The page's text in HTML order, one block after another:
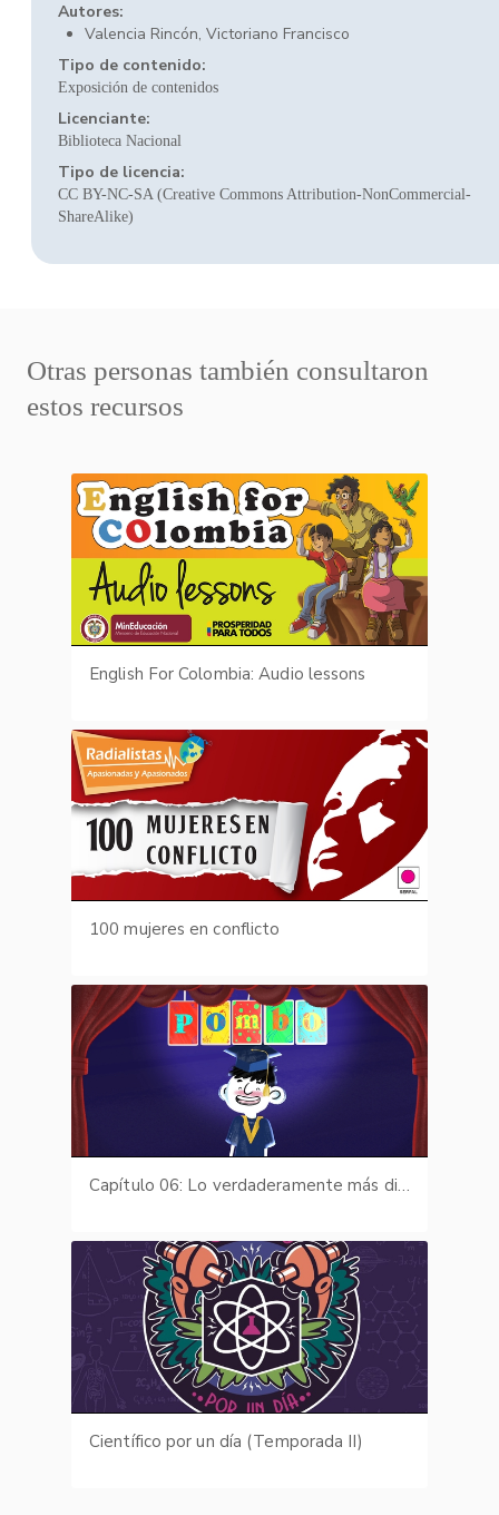
Autores:
Valencia Rincón, Victoriano Francisco
Tipo de contenido:
Exposición de contenidos
Licenciante:
Biblioteca Nacional
Tipo de licencia:
CC BY-NC-SA (Creative Commons Attribution-NonCommercial-
ShareAlike)
Otras personas también consultaron
estos recursos
English For Colombia: Audio lessons
100 mujeres en conflicto
Capítulo 06: Lo verdaderamente más difícil
Científico por un día (Temporada II)